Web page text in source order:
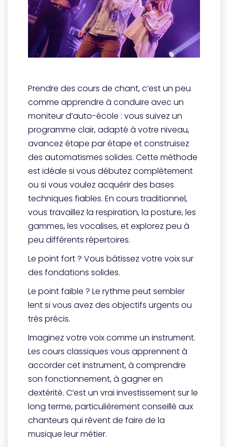
Prendre des cours de chant, c’est un peu
comme apprendre à conduire avec un
moniteur d’auto-école : vous suivez un
programme clair, adapté à votre niveau,
avancez étape par étape et construisez
des automatismes solides. Cette méthode
est idéale si vous débutez complètement
ou si vous voulez acquérir des bases
techniques fiables. En cours traditionnel,
vous travaillez la respiration, la posture, les
gammes, les vocalises, et explorez peu à
peu différents répertoires.
Le point fort ? Vous bâtissez votre voix sur
des fondations solides.
Le point faible ? Le rythme peut sembler
lent si vous avez des objectifs urgents ou
très précis.
Imaginez votre voix comme un instrument.
Les cours classiques vous apprennent à
accorder cet instrument, à comprendre
son fonctionnement, à gagner en
dextérité. C’est un vrai investissement sur le
long terme, particulièrement conseillé aux
chanteurs qui rêvent de faire de la
musique leur métier.